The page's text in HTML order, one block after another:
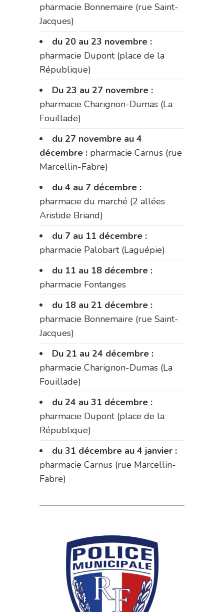
pharmacie Bonnemaire (rue Saint-
Jacques)
du 20 au 23 novembre :
pharmacie Dupont (place de la
République)
Du 23 au 27 novembre :
pharmacie Charignon-Dumas (La
Fouillade)
du 27 novembre au 4
décembre : pharmacie Carnus (rue
Marcellin-Fabre)
du 4 au 7 décembre :
pharmacie du marché (2 allées
Aristide Briand)
du 7 au 11 décembre :
pharmacie Palobart (Laguépie)
du 11 au 18 décembre :
pharmacie Fontanges
du 18 au 21 décembre :
pharmacie Bonnemaire (rue Saint-
Jacques)
Du 21 au 24 décembre :
pharmacie Charignon-Dumas (La
Fouillade)
du 24 au 31 décembre :
pharmacie Dupont (place de la
République)
du 31 décembre au 4 janvier :
pharmacie Carnus (rue Marcellin-
Fabre)